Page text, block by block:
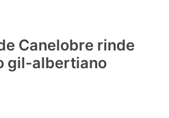
Canelobre rinde
gil-albertiano